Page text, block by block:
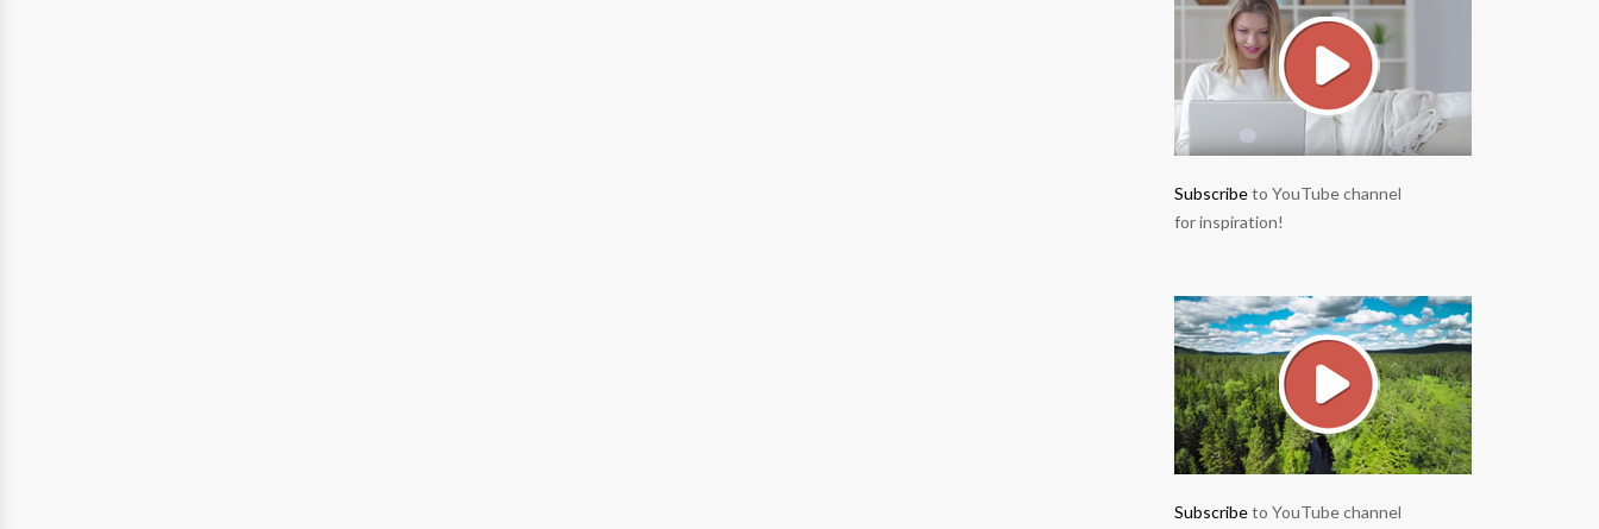
Subscribeto YouTube channel
for inspiration!
Subscribeto YouTube channel